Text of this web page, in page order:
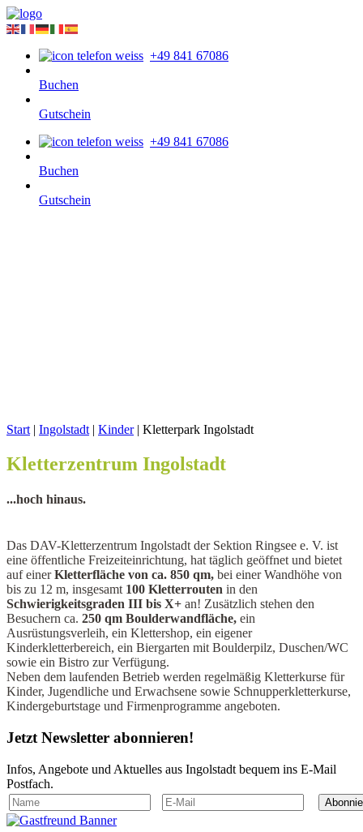
+49 841 67086
Buchen
Gutschein
+49 841 67086
Buchen
Gutschein
Start | Ingolstadt | Kinder| Kletterpark Ingolstadt
Kletterzentrum Ingolstadt
...hoch hinaus.
Das DAV-Kletterzentrum Ingolstadt der Sektion Ringsee e. V. ist
eine öffentliche Freizeiteinrichtung, hat täglich geöffnet und bietet
auf einerKletterfläche von ca. 850 qm, bei einer Wandhöhe von
bis zu 12 m, insgesamt 100 Kletterrouten in den
Schwierigkeitsgraden III bis X+ an! Zusätzlich stehen den
Besuchern ca. 250 qm Boulderwandfläche, ein
Ausrüstungsverleih, ein Klettershop, ein eigener
Kinderkletterbereich, ein Biergarten mit Boulderpilz, Duschen/WC
sowie ein Bistro zur Verfügung.
Neben dem laufenden Betrieb werden regelmäßig Kletterkurse für
Kinder, Jugendliche und Erwachsene sowie Schnupperkletterkurse,
Kindergeburtstage und Firmenprogramme angeboten.
Jetzt Newsletter abonnieren!
Infos, Angebote und Aktuelles aus Ingolstadt bequem ins E-Mail
Postfach.